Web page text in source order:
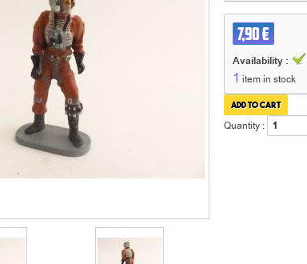
7,90 €
Availability :
1 item in stock
Quantity :